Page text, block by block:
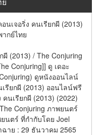
อนเจอริ่ง คนเรียกผี (2013)
ากย์ไทย
ผี (2013) / The Conjuring
Conjuring]] ดู เดอะ
ดูหนังออนไลน์
รียกผี (2013) ออนไลน์ฟรี
คนเรียกผี (2013) (2022)
Conjuring ภาพยนตร์
นตร์ ที่กำกับโดย Joel
ฉาย : 29 ธันวาคม 2565